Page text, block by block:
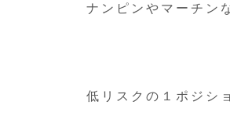
ナンピンやマーチン
低リスクの１ポジシ